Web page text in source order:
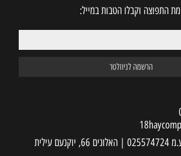
התפוצה וקבלו הטבות במייל:
עילית